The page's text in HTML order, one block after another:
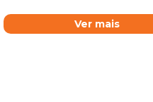
Ver mais